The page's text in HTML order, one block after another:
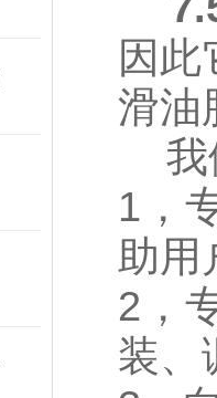
因
滑油
我
1，
助用
2，
装、